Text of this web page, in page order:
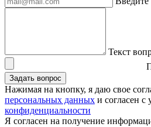
Текст
Задать вопрос
Нажимая на кнопку, я даю свое
персональных данных и согласен с
конфиденциальности
Я согласен на получение